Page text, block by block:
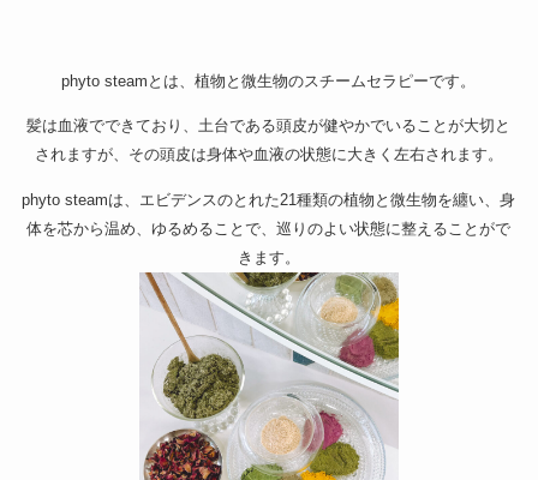
phyto steamとは、植物と微生物のスチームセラピーです。
髪は血液でできており、土台である頭皮が健やかでいることが大切と
されますが、その頭皮は身体や血液の状態に大きく左右されます。
phyto steamは、エビデンスのとれた21種類の植物と微生物を纏い、身
体を芯から温め、ゆるめることで、巡りのよい状態に整えることがで
きます。